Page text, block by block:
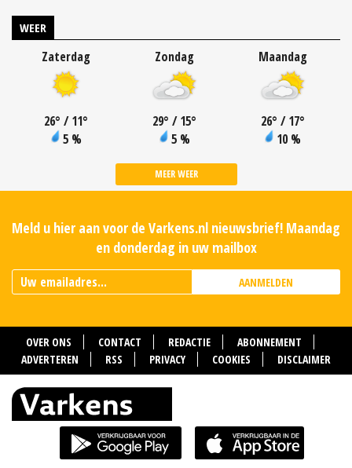
WEER
Zaterdag
26° / 11°
5 %
Zondag
29° / 15°
5 %
Maandag
26° / 17°
10 %
MEER WEER
Meld u hier aan voor de Varkens.nl nieuwsbrief! Maandag
en donderdag in uw mailbox
AANMELDEN
OVER ONS CONTACT REDACTIE
ABONNEMENT
ADVERTEREN
RSS PRIVACY COOKIES DISCLAIMER